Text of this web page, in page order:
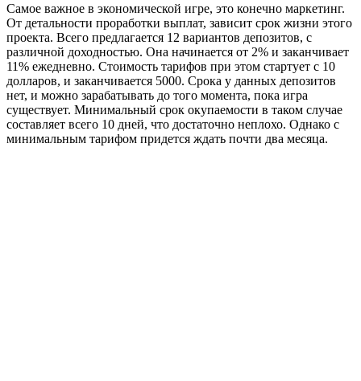
Самое важное в экономической игре, это конечно маркетинг.
От детальности проработки выплат, зависит срок жизни этого
проекта. Всего предлагается 12 вариантов депозитов, с
различной доходностью. Она начинается от 2% и заканчивает
11% ежедневно. Стоимость тарифов при этом стартует с 10
долларов, и заканчивается 5000. Срока у данных депозитов
нет, и можно зарабатывать до того момента, пока игра
существует. Минимальный срок окупаемости в таком случае
составляет всего 10 дней, что достаточно неплохо. Однако с
минимальным тарифом придется ждать почти два месяца.